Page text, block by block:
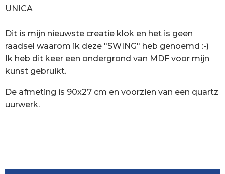
UNICA
Dit is mijn nieuwste creatie klok en het is geen
raadsel waarom ik deze "SWING" heb genoemd :-)
Ik heb dit keer een ondergrond van MDF voor mijn
kunst gebruikt.
De afmeting is 90x27 cm en voorzien van een quartz
uurwerk.